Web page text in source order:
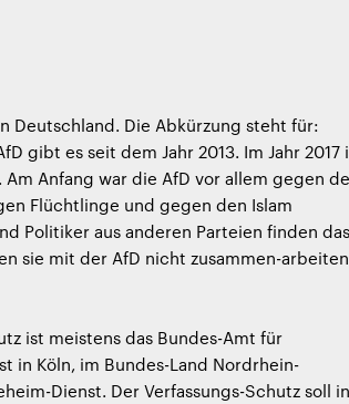
Deutschland. Die Abkürzung steht für:
gibt es seit dem Jahr 2013. Im Jahr 2017
Anfang war die AfD vor allem gegen
Flüchtlinge und gegen den Islam
Politiker aus anderen Parteien finden das
sie mit der AfD nicht zusammen-
ist meistens das Bundes-Amt für
in Köln, im Bundes-Land Nordrhein-
Dienst. Der Verfassungs-Schutz soll in